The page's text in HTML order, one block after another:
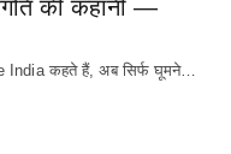
की कहानी —
India कहते हैं, अब सिर्फ घूमने…